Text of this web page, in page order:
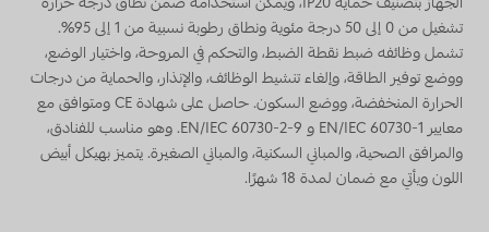
تشغيل من 0 إلى 50 درجة مئوية ونطاق رطوبة نسبية من 1 إلى 95%.
تشمل وظائفه ضبط نقطة الضبط، والتحكم في المروحة، واختيار الوضع،
ووضع توفير الطاقة، وإلغاء تنشيط الوظائف، والإنذار، والحماية من درجات
الحرارة المنخفضة، ووضع السكون. حاصل على شهادة CE ومتوافق مع
معايير EN/IEC 60730-1 و EN/IEC 60730-2-9. وهو مناسب للفنادق،
والمرافق الصحية، والمباني السكنية، والمباني الصغيرة. يتميز بهيكل أبيض
اللون ويأتي مع ضمان لمدة 18 شهرًا.